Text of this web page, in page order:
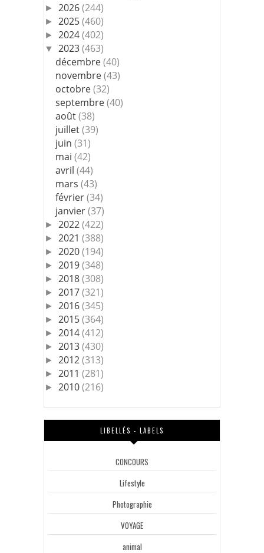
► 2026(244)
► 2025(460)
► 2024(402)
▼ 2023(463)
décembre(40)
novembre(43)
octobre(32)
septembre(40)
août(38)
juillet(39)
juin(31)
mai(42)
avril(44)
mars(43)
février(34)
janvier(37)
► 2022(422)
► 2021 (388)
► 2020(194)
► 2019(348)
► 2018(308)
► 2017(321)
► 2016(345)
► 2015(364)
► 2014(412)
► 2013(430)
► 2012(313)
► 2011 (281)
► 2010(216)
LIBELLÉS - LABELS
CONCOURS
Lifestyle
Photographie
VOYAGE
animal